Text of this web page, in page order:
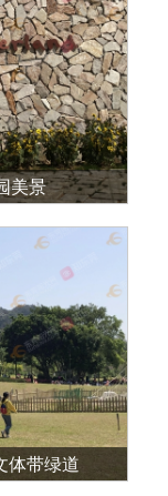
美景
体带绿道